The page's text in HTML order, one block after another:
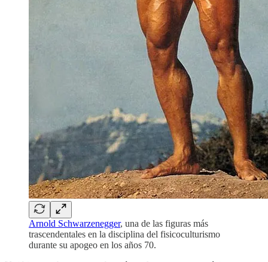
Arnold Schwarzenegger, una de las figuras más
trascendentales en la disciplina del fisicoculturismo
durante su apogeo en los años 70.